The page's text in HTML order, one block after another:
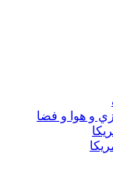
و هوا و فضا